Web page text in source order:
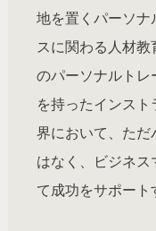
地を置くパーソナ
スに関わる人材
のパーソナルト
を持ったインス
界において、た
はなく、ビジネ
て成功をサポート